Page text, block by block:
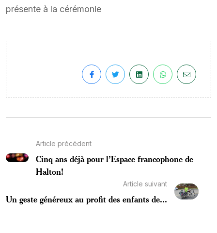
présente à la cérémonie
Article précédent
Cinq ans déjà pour l’Espace francophone de
Halton!
Article suivant
Un geste généreux au profit des enfants de...